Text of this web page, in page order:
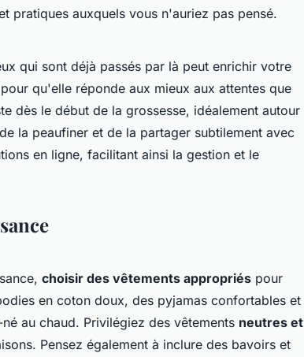
pratiques auxquels vous n'auriez pas pensé.
qui sont déjà passés par là peut enrichir votre
qu'elle réponde aux mieux aux attentes que
dès le début de la grossesse, idéalement autour
la peaufiner et de la partager subtilement avec
en ligne, facilitant ainsi la gestion et le
choisir des vêtements appropriés pour
en coton doux, des pyjamas confortables et
au chaud. Privilégiez des vêtements neutres et
Pensez également à inclure des bavoirs et